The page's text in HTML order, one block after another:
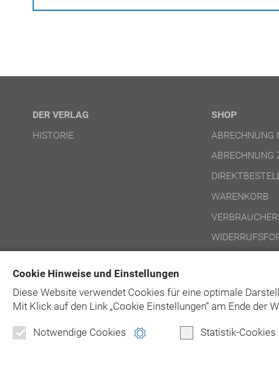
Cookie Hinweise und Einstellungen
Diese Website verwendet Cookies für eine optimale
Mit Klick auf den Link „Cookie Einstellungen“ am Ende der
Notwendige Cookies Statistik-Cookies
DER VERLAG
HISTORIE
SHOP
ABRECHNUNG
ABRECHNUNG
WARENKORB